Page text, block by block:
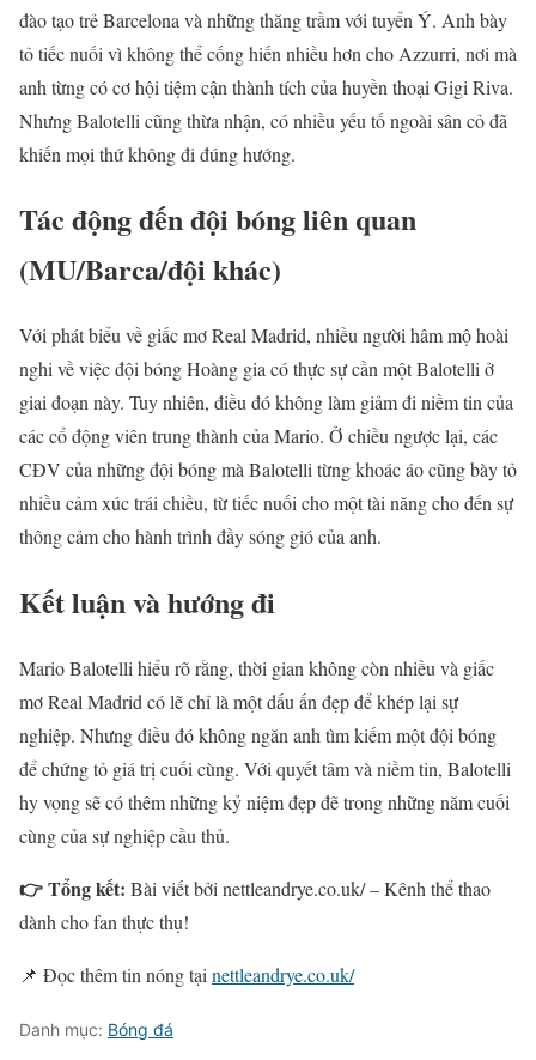
đào tạo trẻ Barcelona và những thăng trầm với tuyển Ý. Anh bày
tỏ tiếc nuối vì không thể cống hiến nhiều hơn cho Azzurri, nơi mà
anh từng có cơ hội tiệm cận thành tích của huyền thoại Gigi Riva.
Nhưng Balotelli cũng thừa nhận, có nhiều yếu tố ngoài sân cỏ đã
khiến mọi thứ không đi đúng hướng.
Tác động đến đội bóng liên quan
(MU/Barca/đội khác)
Với phát biểu về giấc mơ Real Madrid, nhiều người hâm mộ hoài
nghi về việc đội bóng Hoàng gia có thực sự cần một Balotelli ở
giai đoạn này. Tuy nhiên, điều đó không làm giảm đi niềm tin của
các cổ động viên trung thành của Mario. Ở chiều ngược lại, các
CĐV của những đội bóng mà Balotelli từng khoác áo cũng bày tỏ
nhiều cảm xúc trái chiều, từ tiếc nuối cho một tài năng cho đến sự
thông cảm cho hành trình đầy sóng gió của anh.
Kết luận và hướng đi
Mario Balotelli hiểu rõ rằng, thời gian không còn nhiều và giấc
mơ Real Madrid có lẽ chỉ là một dấu ấn đẹp để khép lại sự
nghiệp. Nhưng điều đó không ngăn anh tìm kiếm một đội bóng
để chứng tỏ giá trị cuối cùng. Với quyết tâm và niềm tin, Balotelli
hy vọng sẽ có thêm những kỷ niệm đẹp đẽ trong những năm cuối
cùng của sự nghiệp cầu thủ.
👉 Tổng kết: Bài viết bởi nettleandrye.co.uk/ – Kênh thể thao
dành cho fan thực thụ!
📌 Đọc thêm tin nóng tại nettleandrye.co.uk/
Danh mục: Bóng đá